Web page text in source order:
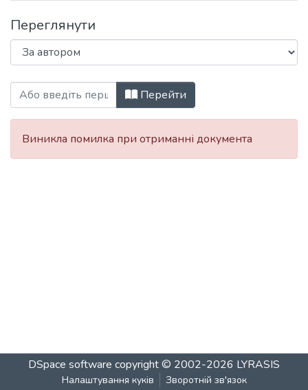
Переглянути
Перегляд 2011 за Автор
Перейти
Виникла помилка при отриманні документа
DSpace software copyright © 2002-2026 LYRASIS
Налаштування куків Зворотній зв'язок